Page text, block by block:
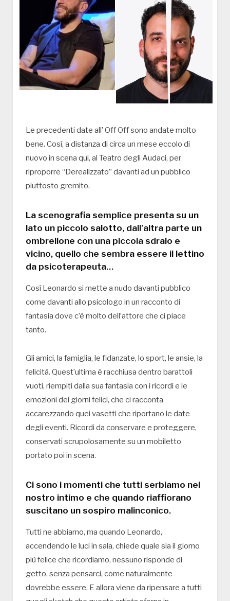
Le precedenti date all’ Off Off sono andate molto
bene. Così, a distanza di circa un mese eccolo di
nuovo in scena qui, al Teatro degli Audaci, per
riproporre “Derealizzato” davanti ad un pubblico
piuttosto gremito.
La scenografia semplice presenta su un
lato un piccolo salotto, dall’altra parte un
ombrellone con una piccola sdraio e
vicino, quello che sembra essere il lettino
da psicoterapeuta…
Così Leonardo si mette a nudo davanti pubblico
come davanti allo psicologo in un racconto di
fantasia dove c’è molto dell’attore che ci piace
tanto.
Gli amici, la famiglia, le fidanzate, lo sport, le ansie, la
felicità. Quest’ultima è racchiusa dentro barattoli
vuoti, riempiti dalla sua fantasia con i ricordi e le
emozioni dei giorni felici, che ci racconta
accarezzando quei vasetti che riportano le date
degli eventi. Ricordi da conservare e proteggere,
conservati scrupolosamente su un mobiletto
portato poi in scena.
Ci sono i momenti che tutti serbiamo nel
nostro intimo e che quando riaffiorano
suscitano un sospiro malinconico.
Tutti ne abbiamo, ma quando Leonardo,
accendendo le luci in sala, chiede quale sia il giorno
più felice che ricordiamo, nessuno risponde di
getto, senza pensarci, come naturalmente
dovrebbe essere. E allora viene da ripensare a tutti